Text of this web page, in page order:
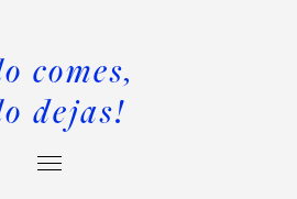
comes,
dejas!